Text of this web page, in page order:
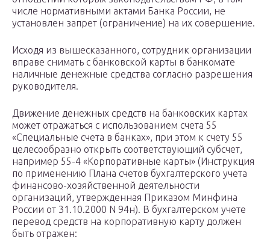
числе нормативными актами Банка России, не
установлен запрет (ограничение) на их совершение.
Исходя из вышесказанного, сотрудник организации
вправе снимать с банковской карты в банкомате
наличные денежные средства согласно разрешения
руководителя.
Движение денежных средств на банковских картах
может отражаться с использованием счета 55
«Специальные счета в банках», при этом к счету 55
целесообразно открыть соответствующий субсчет,
например 55-4 «Корпоративные карты» (Инструкция
по применению Плана счетов бухгалтерского учета
финансово-хозяйственной деятельности
организаций, утвержденная Приказом Минфина
России от 31.10.2000 N 94н). В бухгалтерском учете
перевод средств на корпоративную карту должен
быть отражен: